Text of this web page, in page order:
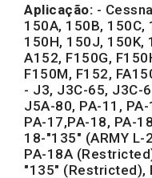
Aplicação: -
150A, 150B, 150C,
150H, 150J, 150K,
A152, F150G,
F150M, F152,
- J3, J3C-65, J3C-
J5A-80, PA-11,
PA-17,PA-18, PA-
18-"135" (ARMY L-
PA-18A
"135" (Restricted),